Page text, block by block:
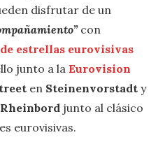
disfrutar de un
con
estrellas eurovisivas
junto a la Eurovision
en Steinenvorstadt y
junto al clásico
eurovisivas.